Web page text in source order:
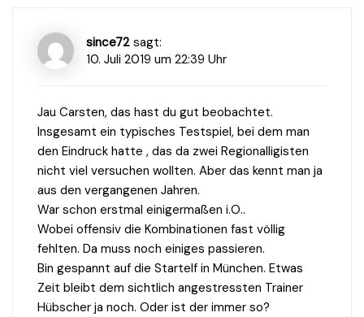
since72 sagt:
10. Juli 2019 um 22:39 Uhr
Jau Carsten, das hast du gut beobachtet.
Insgesamt ein typisches Testspiel, bei dem man
den Eindruck hatte , das da zwei Regionalligisten
nicht viel versuchen wollten. Aber das kennt man ja
aus den vergangenen Jahren.
War schon erstmal einigermaßen i.O..
Wobei offensiv die Kombinationen fast völlig
fehlten. Da muss noch einiges passieren.
Bin gespannt auf die Startelf in München. Etwas
Zeit bleibt dem sichtlich angestressten Trainer
Hübscher ja noch. Oder ist der immer so?